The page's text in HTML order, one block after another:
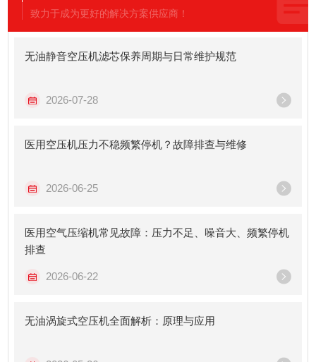
致力于成为更好的解决方案供应商！
无油静音空压机滤芯保养周期与日常维护规范
2026-07-28
医用空压机压力不稳频繁停机？故障排查与维修
2026-06-25
医用空气压缩机常见故障：压力不足、噪音大、频繁停机
排查
2026-06-22
无油涡旋式空压机全面解析：原理与应用